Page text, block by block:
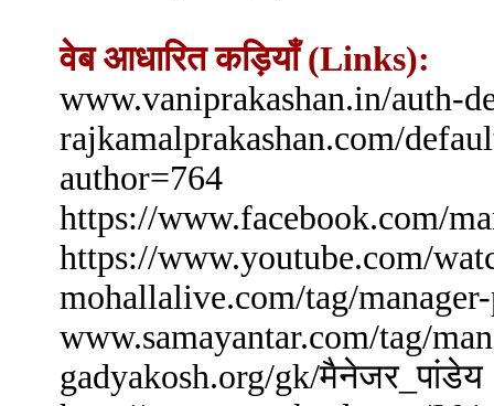
वेब आधारित कड़ियाँ (Links):
www.vaniprakashan.in/auth-
rajkamalprakashan.com/
author=764
https://www.facebook.com/
https://www.youtube.com/
mohallalive.com/tag/
www.samayantar.com/tag/
gadyakosh.org/gk/मैनेजर_पांडेय